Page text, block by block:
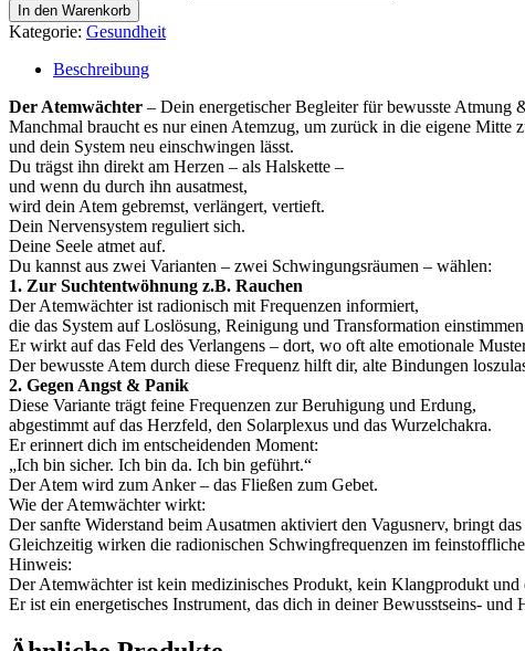
In den Warenkorb
Kategorie: Gesundheit
Beschreibung
Der Atemwächter – Dein energetischer Begleiter für bewusste Atmung
Manchmal braucht es nur einen Atemzug, um zurück in die eigene Mitte
und dein System neu einschwingen lässt.
Du trägst ihn direkt am Herzen – als Halskette –
und wenn du durch ihn ausatmest,
wird dein Atem gebremst, verlängert, vertieft.
Dein Nervensystem reguliert sich.
Deine Seele atmet auf.
Du kannst aus zwei Varianten – zwei Schwingungsräumen – wählen:
1. Zur Suchtentwöhnung z.B. Rauchen
Der Atemwächter ist radionisch mit Frequenzen informiert,
die das System auf Loslösung, Reinigung und Transformation
Er wirkt auf das Feld des Verlangens – dort, wo oft alte emotionale
Der bewusste Atem durch diese Frequenz hilft dir, alte Bindungen
2. Gegen Angst & Panik
Diese Variante trägt feine Frequenzen zur Beruhigung und Erdung,
abgestimmt auf das Herzfeld, den Solarplexus und das Wurzelchakra.
Er erinnert dich im entscheidenden Moment:
„Ich bin sicher. Ich bin da. Ich bin geführt.“
Der Atem wird zum Anker – das Fließen zum Gebet.
Wie der Atemwächter wirkt:
Der sanfte Widerstand beim Ausatmen aktiviert den Vagusnerv, bringt
Gleichzeitig wirken die radionischen Schwingfrequenzen im
Hinweis:
Der Atemwächter ist kein medizinisches Produkt, kein Klangprodukt und
Er ist ein energetisches Instrument, das dich in deiner Bewusstseins- und